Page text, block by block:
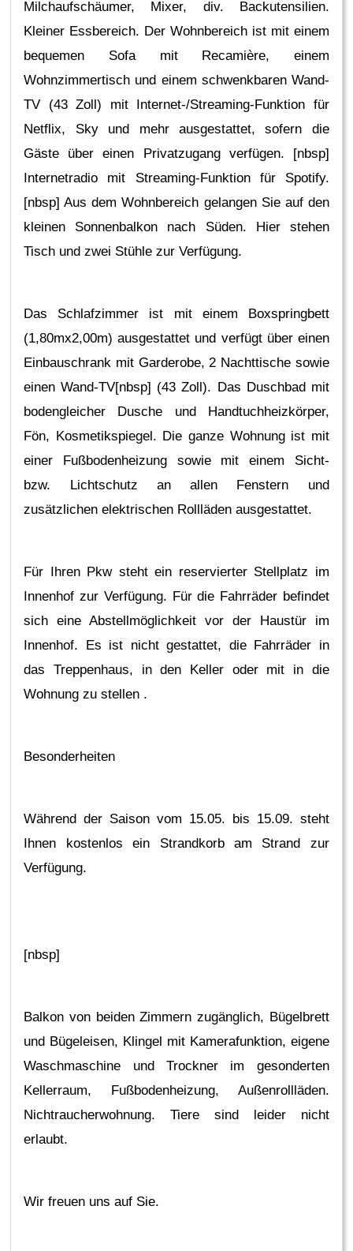
Milchaufschäumer, Mixer, div. Backutensilien.
Kleiner Essbereich. Der Wohnbereich ist mit einem
bequemen Sofa mit Recamière, einem
Wohnzimmertisch und einem schwenkbaren Wand-
TV (43 Zoll) mit Internet-/Streaming-Funktion für
Netflix, Sky und mehr ausgestattet, sofern die
Gäste über einen Privatzugang verfügen. [nbsp]
Internetradio mit Streaming-Funktion für Spotify.
[nbsp] Aus dem Wohnbereich gelangen Sie auf den
kleinen Sonnenbalkon nach Süden. Hier stehen
Tisch und zwei Stühle zur Verfügung.
Das Schlafzimmer ist mit einem Boxspringbett
(1,80mx2,00m) ausgestattet und verfügt über einen
Einbauschrank mit Garderobe, 2 Nachttische sowie
einen Wand-TV[nbsp] (43 Zoll). Das Duschbad mit
bodengleicher Dusche und Handtuchheizkörper,
Fön, Kosmetikspiegel. Die ganze Wohnung ist mit
einer Fußbodenheizung sowie mit einem Sicht-
bzw. Lichtschutz an allen Fenstern und
zusätzlichen elektrischen Rollläden ausgestattet.
Für Ihren Pkw steht ein reservierter Stellplatz im
Innenhof zur Verfügung. Für die Fahrräder befindet
sich eine Abstellmöglichkeit vor der Haustür im
Innenhof. Es ist nicht gestattet, die Fahrräder in
das Treppenhaus, in den Keller oder mit in die
Wohnung zu stellen .
Besonderheiten
Während der Saison vom 15.05. bis 15.09. steht
Ihnen kostenlos ein Strandkorb am Strand zur
Verfügung.
[nbsp]
Balkon von beiden Zimmern zugänglich, Bügelbrett
und Bügeleisen, Klingel mit Kamerafunktion, eigene
Waschmaschine und Trockner im gesonderten
Kellerraum, Fußbodenheizung, Außenrollläden.
Nichtraucherwohnung. Tiere sind leider nicht
erlaubt.
Wir freuen uns auf Sie.